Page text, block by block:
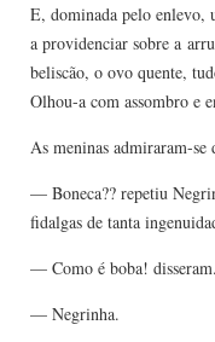
E, dominada pelo enlevo,
a providenciar sobre a
beliscão, o ovo quente,
Olhou-a com assombro e
As meninas admiraram-
— Boneca?? repetiu
fidalgas de tanta
— Como é boba!
— Negrinha.